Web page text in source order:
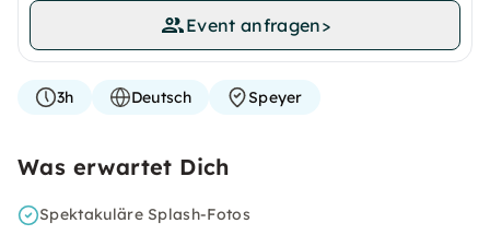
Event anfragen>
3h Deutsch Speyer
Was erwartet Dich
Spektakuläre Splash-Fotos